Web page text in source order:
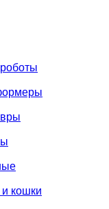
кошки